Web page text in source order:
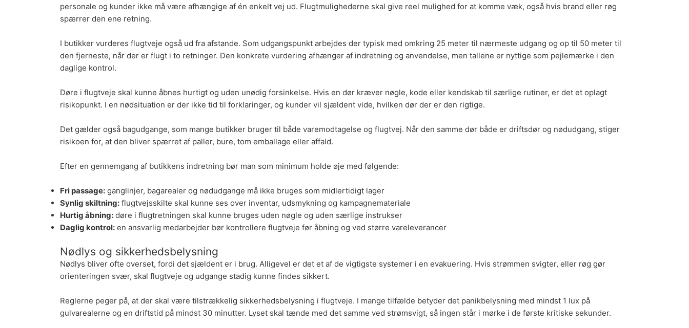
personale og kunder ikke må være afhængige af én enkelt vej ud. Flugtmulighederne skal give reel mulighed for at komme væk, også hvis brand eller røg
spærrer den ene retning.
I butikker vurderes flugtveje også ud fra afstande. Som udgangspunkt arbejdes der typisk med omkring 25 meter til nærmeste udgang og op til 50 meter til
den fjerneste, når der er flugt i to retninger. Den konkrete vurdering afhænger af indretning og anvendelse, men tallene er nyttige som pejlemærke i den
daglige kontrol.
Døre i flugtveje skal kunne åbnes hurtigt og uden unødig forsinkelse. Hvis en dør kræver nøgle, kode eller kendskab til særlige rutiner, er det et oplagt
risikopunkt. I en nødsituation er der ikke tid til forklaringer, og kunder vil sjældent vide, hvilken dør der er den rigtige.
Det gælder også bagudgange, som mange butikker bruger til både varemodtagelse og flugtvej. Når den samme dør både er driftsdør og nødudgang, stiger
risikoen for, at den bliver spærret af paller, bure, tom emballage eller affald.
Efter en gennemgang af butikkens indretning bør man som minimum holde øje med følgende:
Fri passage: ganglinjer, bagarealer og nødudgange må ikke bruges som midlertidigt lager
Synlig skiltning: flugtvejsskilte skal kunne ses over inventar, udsmykning og kampagnemateriale
Hurtig åbning: døre i flugtretningen skal kunne bruges uden nøgle og uden særlige instrukser
Daglig kontrol: en ansvarlig medarbejder bør kontrollere flugtveje før åbning og ved større vareleverancer
Nødlys og sikkerhedsbelysning
Nødlys bliver ofte overset, fordi det sjældent er i brug. Alligevel er det et af de vigtigste systemer i en evakuering. Hvis strømmen svigter, eller røg gør
orienteringen svær, skal flugtveje og udgange stadig kunne findes sikkert.
Reglerne peger på, at der skal være tilstrækkelig sikkerhedsbelysning i flugtveje. I mange tilfælde betyder det panikbelysning med mindst 1 lux på
gulvarealerne og en driftstid på mindst 30 minutter. Lyset skal tænde med det samme ved strømsvigt, så ingen står i mørke i de første kritiske sekunder.